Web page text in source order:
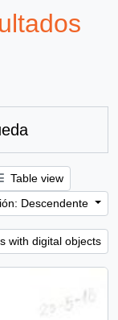
Table view
Descendente
with digital objects